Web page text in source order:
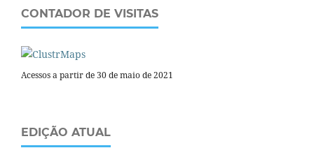
CONTADOR DE VISITAS
Acessos a partir de 30 de maio de 2021
EDIÇÃO ATUAL